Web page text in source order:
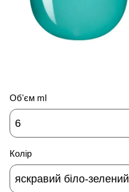
Об'єм ml
6
Колір
яскравий біло-зелений